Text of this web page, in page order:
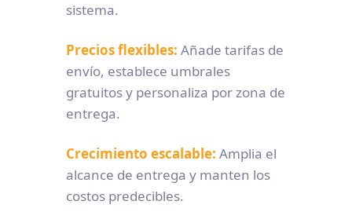
sistema.
Precios flexibles: Añade tarifas de
envío, establece umbrales
gratuitos y personaliza por zona de
entrega.
Crecimiento escalable: Amplia el
alcance de entrega y manten los
costos predecibles.